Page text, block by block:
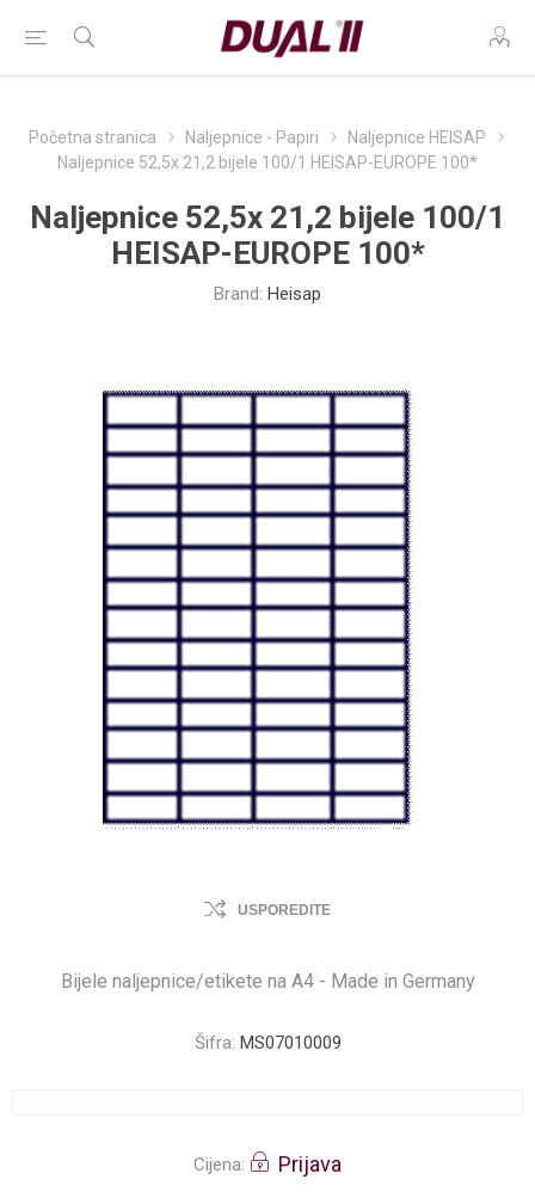
Početna stranica Naljepnice - Papiri
Naljepnice HEISAP
Naljepnice 52,5x 21,2 bijele 100/1 HEISAP-EUROPE 100*
Naljepnice 52,5x 21,2 bijele 100/1
HEISAP-EUROPE 100*
Brand: Heisap
USPOREDITE
Bijele naljepnice/etikete na A4 - Made in Germany
Šifra: MS07010009
Cijena: Prijava